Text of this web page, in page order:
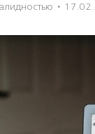
·